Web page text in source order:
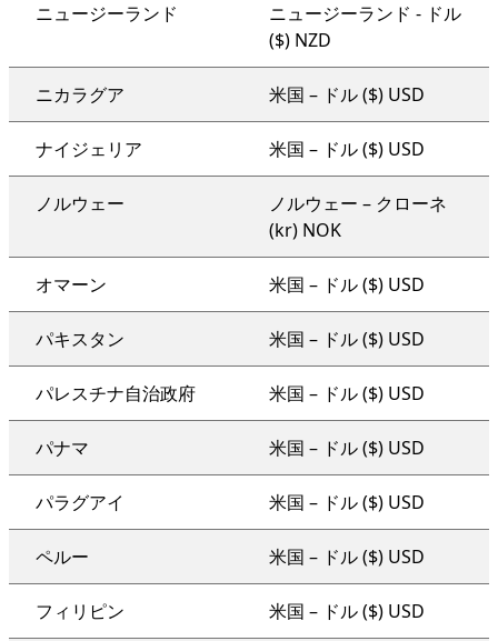
ニュージーランド
ニュージーランド - ドル
($) NZD
ニカラグア 米国 – ドル ($) USD
ナイジェリア 米国 – ドル ($) USD
ノルウェー
ノルウェー – クローネ
(kr) NOK
オマーン 米国 – ドル ($) USD
パキスタン 米国 – ドル ($) USD
パレスチナ自治政府 米国 – ドル ($) USD
パナマ 米国 – ドル ($) USD
パラグアイ 米国 – ドル ($) USD
ペルー 米国 – ドル ($) USD
フィリピン 米国 – ドル ($) USD